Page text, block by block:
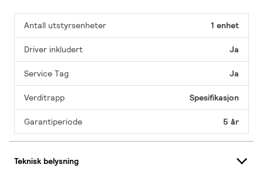
Antall utstyrsenheter 1 enhet
Driver inkludert Ja
Service Tag Ja
Verditrapp Spesifikasjon
Garantiperiode 5 år
Teknisk belysning